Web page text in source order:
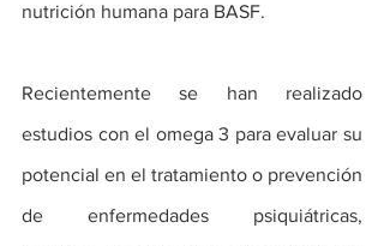
nutrición humana para BASF.
Recientemente se han realizado
estudios con el omega 3 para evaluar su
potencial en el tratamiento o prevención
de enfermedades psiquiátricas,